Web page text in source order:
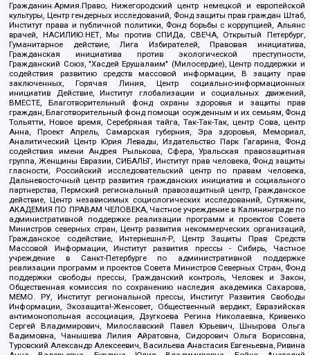
Гражданин.Армия.Право, Нижегородский центр немецкой и европейской
культуры, Центр гендерных исследований, Фонд защиты прав граждан Штаб,
Институт права и публичной политики, Фонд борьбы с коррупцией, Альянс
врачей, НАСИЛИЮ.НЕТ, Мы против СПИДа, СВЕЧА, Открытый Петербург,
Гуманитарное действие, Лига Избирателей, Правовая инициатива,
Гражданская инициатива против экологической преступности,
Гражданский Союз, "Хасдей Ерушалаим" (Милосердие), Центр поддержки и
содействия развитию средств массовой информации, В защиту прав
заключенных, Горячая Линия, Центр социально-информационных
инициатив Действие, Институт глобализации и социальных движений,
ВМЕСТЕ, Благотворительный фонд охраны здоровья и защиты прав
граждан, Благотворительный фонд помощи осужденным и их семьям, Фонд
Тольятти, Новое время, Серебряная тайга, Так-Так-Так, центр Сова, центр
Анна, Проект Апрель, Самарская губерния, Эра здоровья, Мемориал,
Аналитический Центр Юрия Левады, Издательство Парк Гагарина, Фонд
содействия имени Андрея Рылькова, Сфера, Уральская правозащитная
группа, Женщины Евразии, СИБАЛЬТ, Институт прав человека, Фонд защиты
гласности, Российский исследовательский центр по правам человека,
Дальневосточный центр развития гражданских инициатив и социального
партнерства, Пермский региональный правозащитный центр, Гражданское
действие, Центр независимых социологических исследований, Сутяжник,
АКАДЕМИЯ ПО ПРАВАМ ЧЕЛОВЕКА, Частное учреждение в Калининграде по
административной поддержке реализации программ и проектов Совета
Министров северных стран, Центр развития некоммерческих организаций,
Гражданское содействие, Интернешнл-Р, Центр Защиты Прав Средств
Массовой Информации, Институт развития прессы - Сибирь, Частное
учреждение в Санкт-Петербурге по административной поддержке
реализации программ и проектов Совета Министров Северных Стран, Фонд
поддержки свободы прессы, Гражданский контроль, Человек и Закон,
Общественная комиссия по сохранению наследия академика Сахарова,
МЕМО. РУ, Институт региональной прессы, Институт Развития Свободы
Информации, Экозащита!-Женсовет, Общественный вердикт, Евразийская
антимонопольная ассоциация, Дзугкоева Регина Николаевна, Кривенко
Сергей Владимирович, Милославский Павел Юрьевич, Шнырова Ольга
Вадимовна, Чанышева Лилия Айратовна, Сидорович Ольга Борисовна,
Туровский Александр Алексеевич, Васильева Анастасия Евгеньевна, Ривина